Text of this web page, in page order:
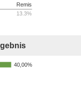
Remis
13.3%
40,00%